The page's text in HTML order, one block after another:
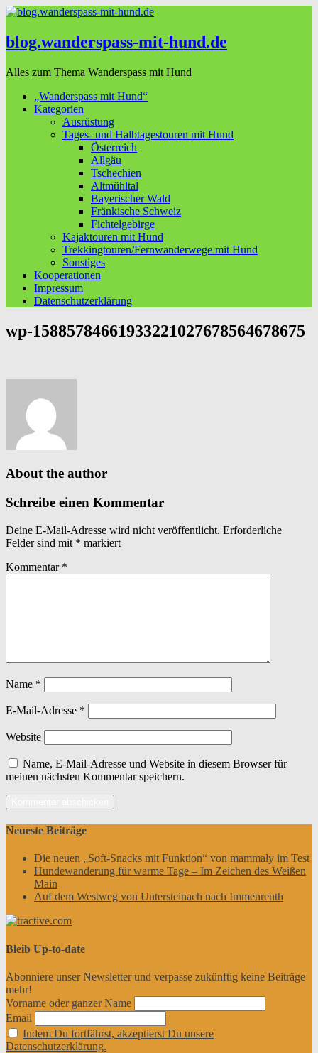
blog.wanderspass-mit-hund.de
Alles zum Thema Wanderspass mit Hund
„Wanderspass mit Hund“
Kategorien
Ausrüstung
Tages- und Halbtagestouren mit Hund
Österreich
Allgäu
Tschechien
Altmühltal
Bayerischer Wald
Fränkische Schweiz
Fichtelgebirge
Kajaktouren mit Hund
Trekkingtouren/Fernwanderwege mit Hund
Sonstiges
Kooperationen
Impressum
Datenschutzerklärung
wp-15885784661933221027678564678675
About the author
Schreibe einen Kommentar
Deine E-Mail-Adresse wird nicht veröffentlicht. Erforderliche
Felder sind mit * markiert
Kommentar *
Name *
E-Mail-Adresse *
Website
Name, E-Mail-Adresse und Website in diesem Browser für
meinen nächsten Kommentar speichern.
Neueste Beiträge
Die neuen „Soft-Snacks mit Funktion“ von mammaly im Test
Hundewanderung für warme Tage – Im Zeichen des Weißen
Main
Auf dem Westweg von Untersteinach nach Immenreuth
Bleib Up-to-date
Abonniere unser Newsletter und verpasse zukünftig keine Beiträge
mehr!
Vorname oder ganzer Name
Email
Indem Du fortfährst, akzeptierst Du unsere
Datenschutzerklärung.